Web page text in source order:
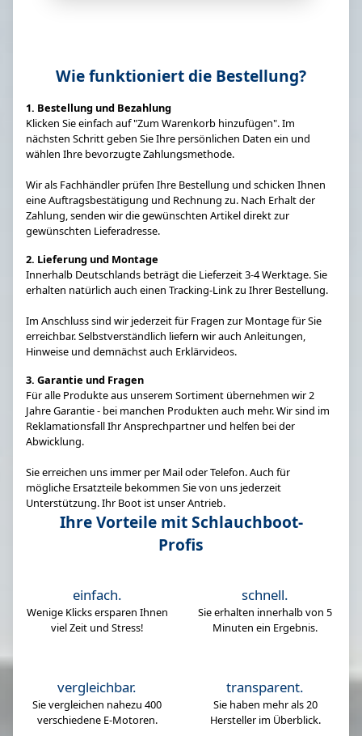
Wie funktioniert die Bestellung?
1. Bestellung und Bezahlung
Klicken Sie einfach auf "Zum Warenkorb hinzufügen". Im
nächsten Schritt geben Sie Ihre persönlichen Daten ein und
wählen Ihre bevorzugte Zahlungsmethode.
Wir als Fachhändler prüfen Ihre Bestellung und schicken Ihnen
eine Auftragsbestätigung und Rechnung zu. Nach Erhalt der
Zahlung, senden wir die gewünschten Artikel direkt zur
gewünschten Lieferadresse.
2. Lieferung und Montage
Innerhalb Deutschlands beträgt die Lieferzeit 3-4 Werktage. Sie
erhalten natürlich auch einen Tracking-Link zu Ihrer Bestellung.
Im Anschluss sind wir jederzeit für Fragen zur Montage für Sie
erreichbar. Selbstverständlich liefern wir auch Anleitungen,
Hinweise und demnächst auch Erklärvideos.
3. Garantie und Fragen
Für alle Produkte aus unserem Sortiment übernehmen wir 2
Jahre Garantie - bei manchen Produkten auch mehr. Wir sind im
Reklamationsfall Ihr Ansprechpartner und helfen bei der
Abwicklung.
Sie erreichen uns immer per Mail oder Telefon. Auch für
mögliche Ersatzteile bekommen Sie von uns jederzeit
Unterstützung. Ihr Boot ist unser Antrieb.
Ihre Vorteile mit Schlauchboot-
Profis
einfach.
Wenige Klicks ersparen Ihnen
viel Zeit und Stress!
schnell.
Sie erhalten innerhalb von 5
Minuten ein Ergebnis.
vergleichbar.
Sie vergleichen nahezu 400
verschiedene E-Motoren.
transparent.
Sie haben mehr als 20
Hersteller im Überblick.